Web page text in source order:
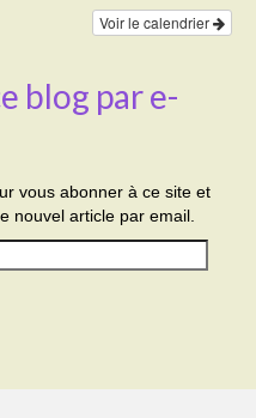
Voir le calendrier
blog par e-
vous abonner à ce site et
nouvel article par email.